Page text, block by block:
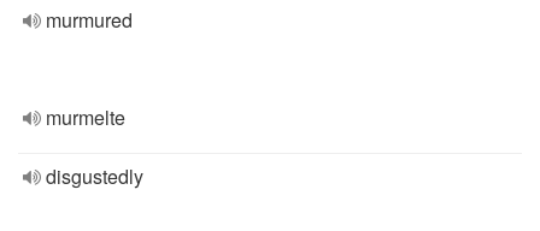
murmured
murmelte
disgustedly